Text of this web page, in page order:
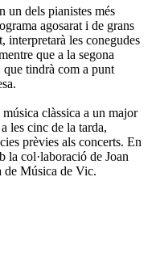
un dels pianistes més
agosarat i de grans
interpretarà les conegudes
que a la segona
que tindrà com a punt
clàssica a un major
les cinc de la tarda,
prèvies als concerts. En
la col·laboració de Joan
de Música de Vic.